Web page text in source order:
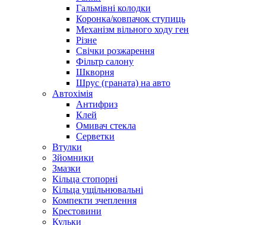
Гальмівні колодки
Коронка/ковпачок ступиць
Механізм вільного ходу ген
Різне
Свічки розжарення
Фільтр салону
Шкворня
Шрус (граната) на авто
Автохімія
Антифриз
Клей
Омивач стекла
Серветки
Втулки
Зйомники
Змазки
Кільца стопорні
Кільца ущільнювальні
Компекти зчеплення
Крестовини
Кульки